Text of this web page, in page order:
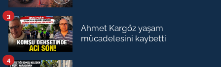
Ahmet Kargöz yaşam
mücadelesini kaybetti
3
4